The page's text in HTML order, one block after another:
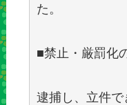
た。
■禁止・厳罰化
逮捕し、立件で